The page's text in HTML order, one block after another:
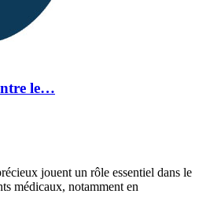
le…
jouent un rôle essentiel dans le
médicaux, notamment en